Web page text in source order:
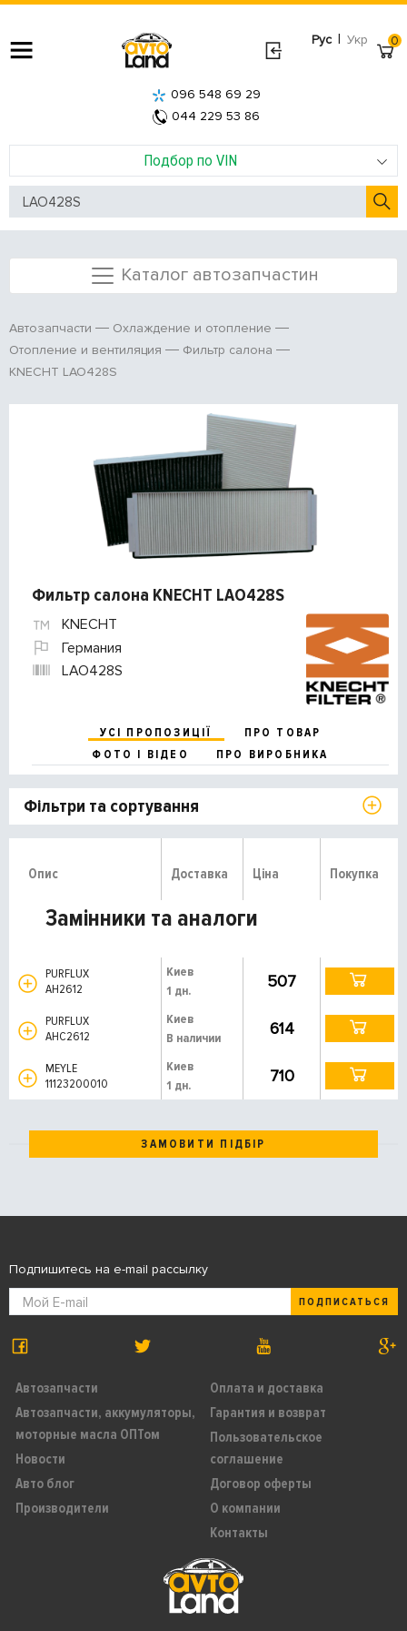
Рус | Укр
Подбор по VIN
096 548 69 29
044 229 53 86
0
Каталог автозапчастин
Автозапчасти
Охлаждение и отопление
Отопление и вентиляция
Фильтр салона
KNECHT LAO428S
Фильтр салона KNECHT LAO428S
KNECHT
Германия
LAO428S
УСІ ПРОПОЗИЦІЇ
ПРО ТОВАР
ФОТО І ВІДЕО
ПРО ВИРОБНИКА
Фільтри та сортування
Опис Доставка Ціна Покупка
Замінники та аналоги
PURFLUX
AH2612
Киев
1 дн.
507
PURFLUX
AHC2612
Киев
В наличии
614
MEYLE
11123200010
Киев
1 дн.
710
ЗАМОВИТИ ПІДБІР
Автозапчасти
Автозапчасти, аккумуляторы,
моторные масла ОПТом
Новости
Авто блог
Производители
Оплата и доставка
Гарантия и возврат
Пользовательское
соглашение
Договор оферты
О компании
Контакты
Подпишитесь на e-mail рассылку
ПОДПИСАТЬСЯ